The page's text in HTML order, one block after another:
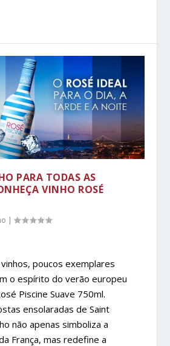
PARA TODAS AS
VINHO ROSÉ
|
poucos exemplares
o espírito do verão europeu
Piscine Suave 750ml.
ensolaradas de Saint
não apenas simboliza a
França, mas redefine a